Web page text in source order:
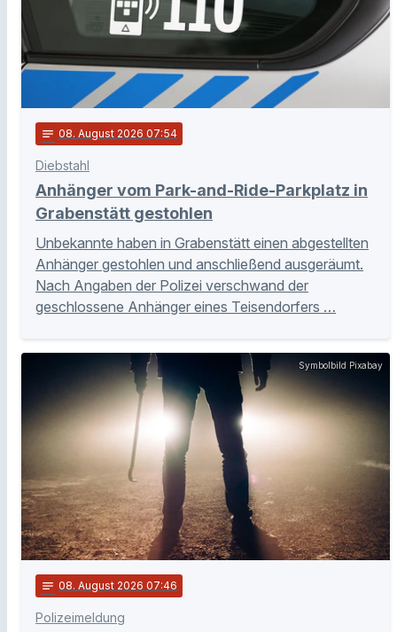
notes 08. August 2026 07:54
Diebstahl
Anhänger vom Park-and-Ride-Parkplatz in
Grabenstätt gestohlen
Unbekannte haben in Grabenstätt einen abgestellten
Anhänger gestohlen und anschließend ausgeräumt.
Nach Angaben der Polizei verschwand der
geschlossene Anhänger eines Teisendorfers …
Symbolbild Pixabay
notes 08. August 2026 07:46
Polizeimeldung